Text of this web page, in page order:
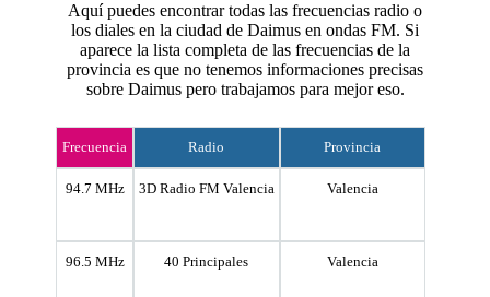
Aquí puedes encontrar todas las frecuencias radio o
los diales en la ciudad de Daimus en ondas FM. Si
aparece la lista completa de las frecuencias de la
provincia es que no tenemos informaciones precisas
sobre Daimus pero trabajamos para mejor eso.
Frecuencia Radio Provincia
94.7 MHz 3D Radio FM Valencia Valencia
96.5 MHz 40 Principales Valencia